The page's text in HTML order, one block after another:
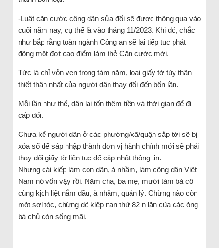
-Luật căn cước công dân sửa đổi sẽ được thông qua vào
cuối năm nay, cụ thể là vào tháng 11/2023. Khi đó, chắc
như bắp rằng toàn ngành Công an sẽ lại tiếp tục phát
động một đợt cao điểm làm thẻ Căn cước mới.
Tức là chỉ vỏn vẹn trong tám năm, loại giấy tờ tùy thân
thiết thân nhất của người dân thay đổi đến bốn lần.
Mỗi lần như thế, dân lại tốn thêm tiền và thời gian để đi
cấp đổi.
Chưa kể người dân ở các phường/xã/quận sắp tới sẽ bị
xóa sổ để sáp nhập thành đơn vị hành chính mới sẽ phải
thay đổi giấy tờ liên tục để cập nhật thông tin.
Nhưng cái kiếp làm con dân, à nhầm, làm công dân Việt
Nam nó vốn vậy rồi. Năm cha, ba mẹ, mười tám bà cô
cùng kịch liệt nắm đầu, à nhầm, quản lý. Chừng nào còn
một sợi tóc, chừng đó kiếp nạn thứ 82 n lần của các ông
bà chủ còn sống mãi.